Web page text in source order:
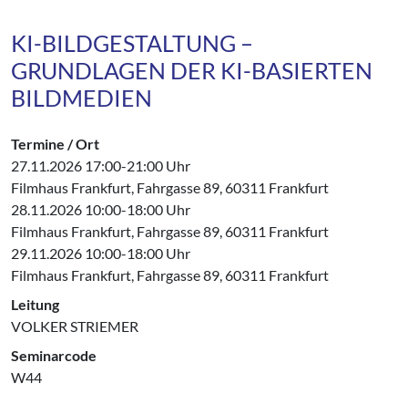
KI-BILDGESTALTUNG –
GRUNDLAGEN DER KI-BASIERTEN
BILDMEDIEN
Termine / Ort
27.11.2026 17:00-21:00 Uhr
Filmhaus Frankfurt, Fahrgasse 89, 60311 Frankfurt
28.11.2026 10:00-18:00 Uhr
Filmhaus Frankfurt, Fahrgasse 89, 60311 Frankfurt
29.11.2026 10:00-18:00 Uhr
Filmhaus Frankfurt, Fahrgasse 89, 60311 Frankfurt
Leitung
VOLKER STRIEMER
Seminarcode
W44